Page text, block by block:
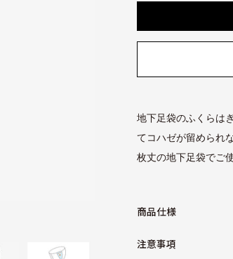
地下足袋のふくらは
てコハゼが留められ
枚丈の地下足袋でご
商品仕様
注意事項